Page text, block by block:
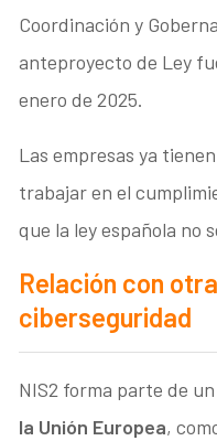
Coordinación y
anteproyecto de Ley
enero de 2025.
Las empresas ya
trabajar en el
que la ley española no
Relación con
ciberseguridad
NIS2 forma parte de un
la Unión Europea,